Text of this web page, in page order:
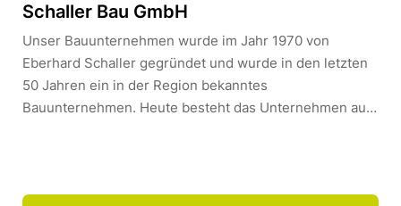
Schaller Bau GmbH
Unser Bauunternehmen wurde im Jahr 1970 von
Eberhard Schaller gegründet und wurde in den letzten
50 Jahren ein in der Region bekanntes
Bauunternehmen. Heute besteht das Unternehmen aus
Großprojekten. Uns ist bewusst, dass wir unsere hohen